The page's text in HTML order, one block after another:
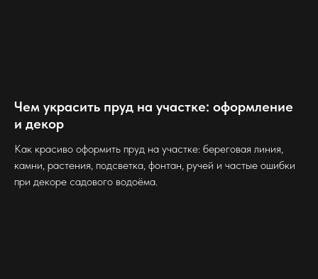
Чем украсить пруд на участке: оформление
и декор
Как красиво оформить пруд на участке: береговая линия,
камни, растения, подсветка, фонтан, ручей и частые ошибки
при декоре садового водоёма.